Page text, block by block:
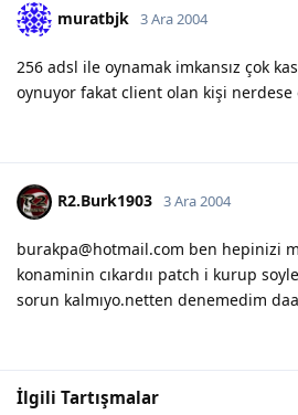
muratbjk 3 Ara 2004
256 adsl ile oynamak imkansız çok
oynuyor fakat client olan kişi nerdese
R2.Burk1903 3 Ara 2004
burakpa@hotmail.com ben hepinizi
konaminin cıkardıı patch i kurup
sorun kalmıyo.netten denemedim daa
İlgili Tartışmalar